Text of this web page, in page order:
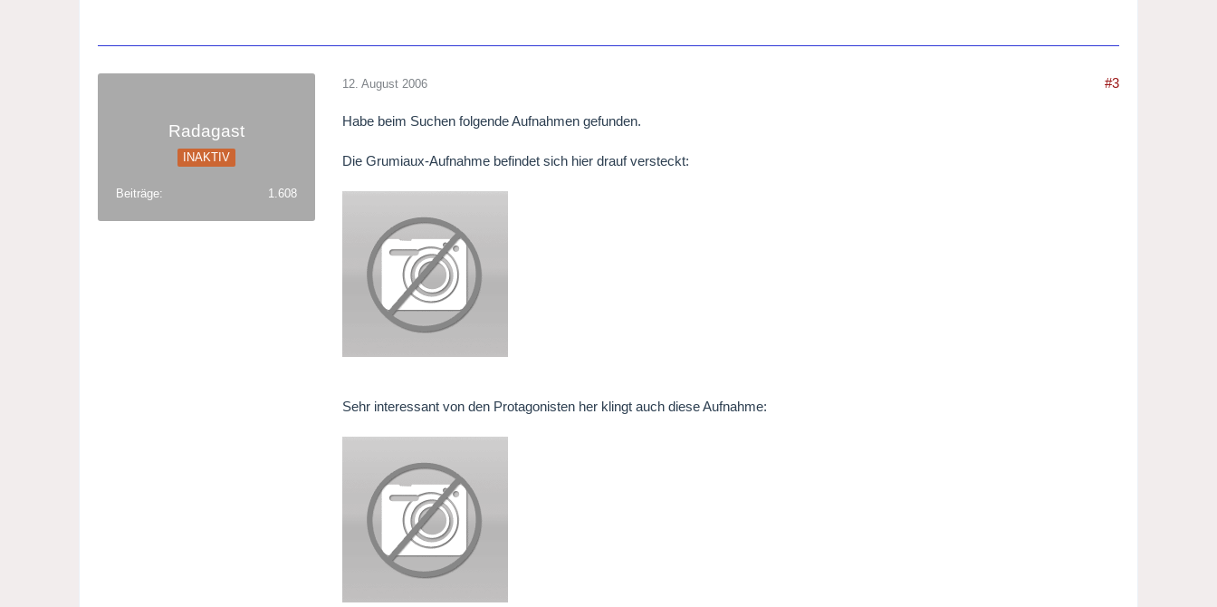
Radagast
INAKTIV
Beiträge 1.608
12. August 2006 #3
Habe beim Suchen folgende Aufnahmen gefunden.
Die Grumiaux-Aufnahme befindet sich hier drauf versteckt:
Sehr interessant von den Protagonisten her klingt auch diese Aufnahme: